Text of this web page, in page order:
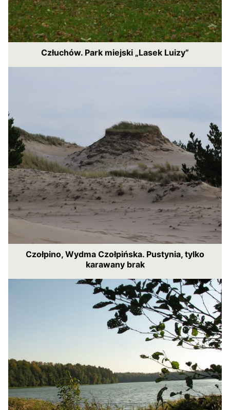
Człuchów. Park miejski „Lasek Luizy”
Czołpino, Wydma Czołpińska. Pustynia, tylko
karawany brak